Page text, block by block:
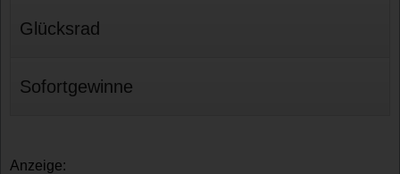
Glücksrad
Sofortgewinne
Anzeige: